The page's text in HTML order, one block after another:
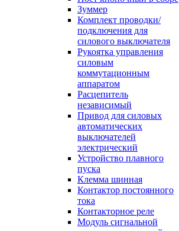
Зуммер
Комплект проводки/
подключения для
силового выключателя
Рукоятка управления
силовым
коммутационным
аппаратом
Расцепитель
независимый
Привод для силовых
автоматических
выключателей
электрический
Устройство плавного
пуска
Клемма шинная
Контактор постоянного
тока
Контакторное реле
Модуль сигнальной